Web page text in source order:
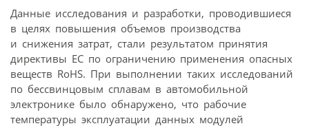
Данные исследования и разработки, проводившиеся
в целях повышения объемов производства
и снижения затрат, стали результатом принятия
директивы ЕС по ограничению применения опасных
веществ RoHS. При выполнении таких исследований
по бессвинцовым сплавам в автомобильной
электронике было обнаружено, что рабочие
температуры эксплуатации данных модулей